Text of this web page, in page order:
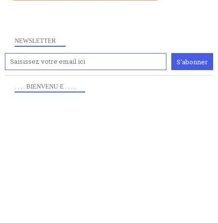
NEWSLETTER
. . . . BIENVENU·E . . . .